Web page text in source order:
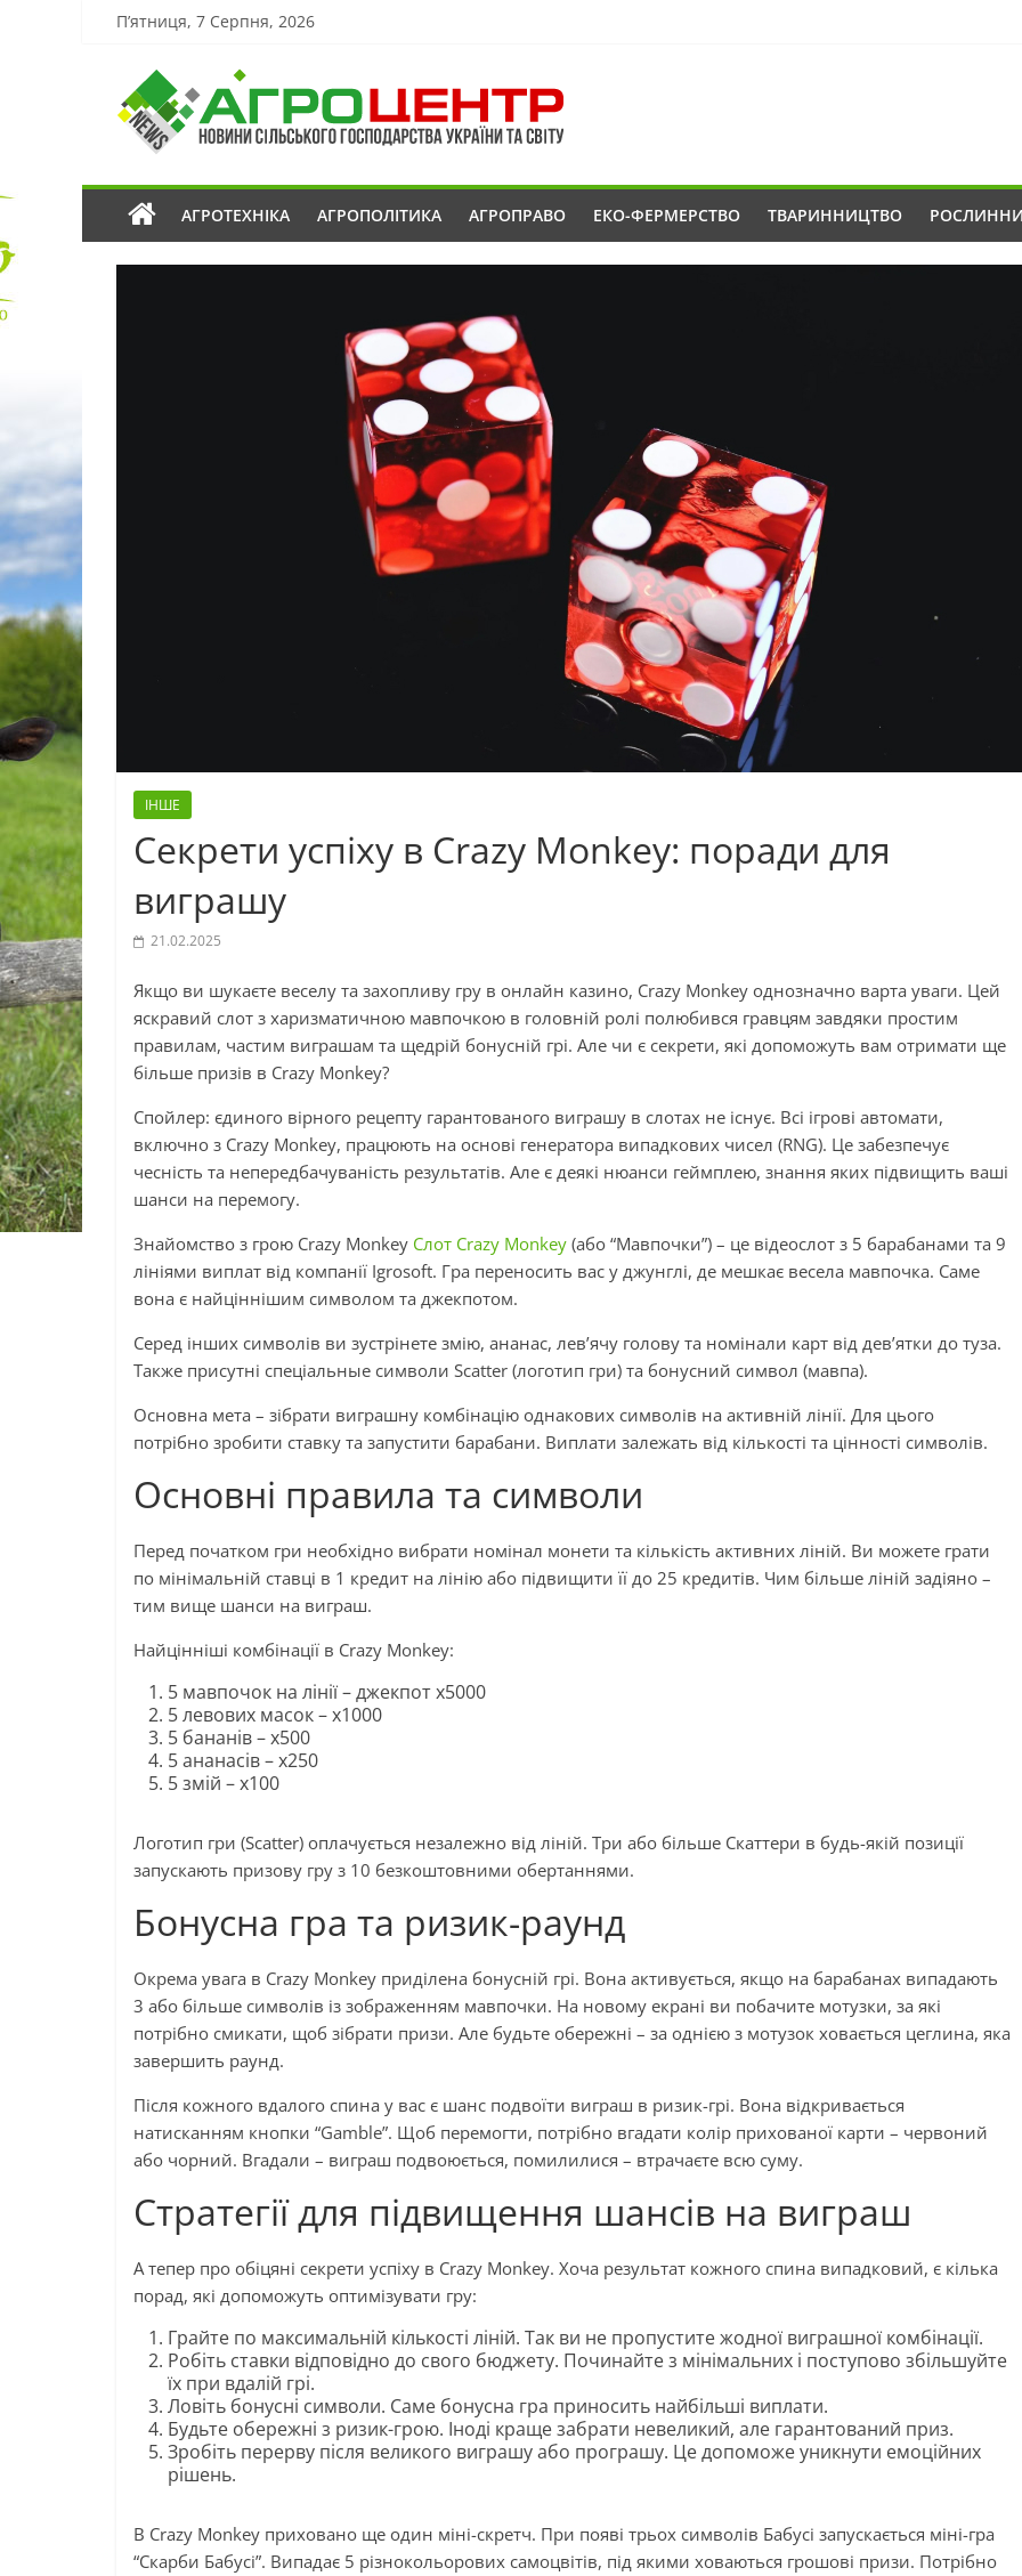
П’ятниця, 7 Серпня, 2026
АГРОТЕХНІКА АГРОПОЛІТИКА АГРОПРАВО ЕКО-ФЕРМЕРСТВО ТВАРИННИЦТВО
ІНШЕ
Секрети успіху в Crazy Monkey: поради для
виграшу
21.02.2025
Якщо ви шукаєте веселу та захопливу гру в онлайн казино, Crazy Monkey однозначно варта уваги. Цей
яскравий слот з харизматичною мавпочкою в головній ролі полюбився гравцям завдяки простим
правилам, частим виграшам та щедрій бонусній грі. Але чи є секрети, які допоможуть вам отримати ще
більше призів в Crazy Monkey?
Спойлер: єдиного вірного рецепту гарантованого виграшу в слотах не існує. Всі ігрові автомати,
включно з Crazy Monkey, працюють на основі генератора випадкових чисел (RNG). Це забезпечує
чесність та непередбачуваність результатів. Але є деякі нюанси геймплею, знання яких підвищить ваші
шанси на перемогу.
Знайомство з грою Crazy Monkey Слот Crazy Monkey (або “Мавпочки”) – це відеослот з 5 барабанами та 9
лініями виплат від компанії Igrosoft. Гра переносить вас у джунглі, де мешкає весела мавпочка. Саме
вона є найціннішим символом та джекпотом.
Серед інших символів ви зустрінете змію, ананас, лев’ячу голову та номінали карт від дев’ятки до туза.
Также присутні спеціальные символи Scatter (логотип гри) та бонусний символ (мавпа).
Основна мета – зібрати виграшну комбінацію однакових символів на активній лінії. Для цього
потрібно зробити ставку та запустити барабани. Виплати залежать від кількості та цінності символів.
Основні правила та символи
Перед початком гри необхідно вибрати номінал монети та кількість активних ліній. Ви можете грати
по мінімальній ставці в 1 кредит на лінію або підвищити її до 25 кредитів. Чим більше ліній задіяно –
тим вище шанси на виграш.
Найцінніші комбінації в Crazy Monkey:
5 мавпочок на лінії – джекпот х5000
5 левових масок – х1000
5 бананів – х500
5 ананасів – х250
5 змій – х100
Логотип гри (Scatter) оплачується незалежно від ліній. Три або більше Скаттери в будь-якій позиції
запускають призову гру з 10 безкоштовними обертаннями.
Бонусна гра та ризик-раунд
Окрема увага в Crazy Monkey приділена бонусній грі. Вона активується, якщо на барабанах випадають
3 або більше символів із зображенням мавпочки. На новому екрані ви побачите мотузки, за які
потрібно смикати, щоб зібрати призи. Але будьте обережні – за однією з мотузок ховається цеглина, яка
завершить раунд.
Після кожного вдалого спина у вас є шанс подвоїти виграш в ризик-грі. Вона відкривається
натисканням кнопки “Gamble”. Щоб перемогти, потрібно вгадати колір прихованої карти – червоний
або чорний. Вгадали – виграш подвоюється, помилилися – втрачаєте всю суму.
Стратегії для підвищення шансів на виграш
А тепер про обіцяні секрети успіху в Crazy Monkey. Хоча результат кожного спина випадковий, є кілька
порад, які допоможуть оптимізувати гру:
Грайте по максимальній кількості ліній. Так ви не пропустите жодної виграшної комбінації.
Робіть ставки відповідно до свого бюджету. Починайте з мінімальних і поступово збільшуйте
їх при вдалій грі.
Ловіть бонусні символи. Саме бонусна гра приносить найбільші виплати.
Будьте обережні з ризик-грою. Іноді краще забрати невеликий, але гарантований приз.
Зробіть перерву після великого виграшу або програшу. Це допоможе уникнути емоційних
рішень.
В Crazy Monkey приховано ще один міні-скретч. При появі трьох символів Бабусі запускається міні-гра
“Скарби Бабусі”. Випадає 5 різнокольорових самоцвітів, під якими ховаються грошові призи. Потрібно